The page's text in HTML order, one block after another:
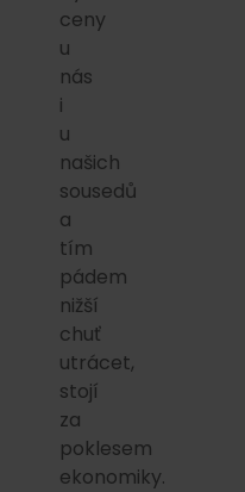
ceny
u
nás
i
u
našich
sousedů
a
tím
pádem
nižší
chuť
utrácet,
stojí
za
poklesem
ekonomiky.